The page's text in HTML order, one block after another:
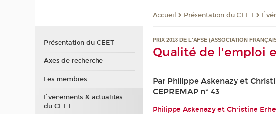
Accueil Présentation du CEET
PRIX 2018 DE L'AFSE (ASSOCIATION
Qualité de l'emploi
Par Philippe Askenazy et
CEPREMAP n° 43
Philippe Askenazy et Christine
Présentation du CEET
Axes de recherche
Les membres
Événements & actualités
du CEET